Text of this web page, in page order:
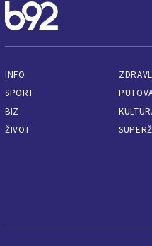
INFO
SPORT
BIZ
ŽIVOT